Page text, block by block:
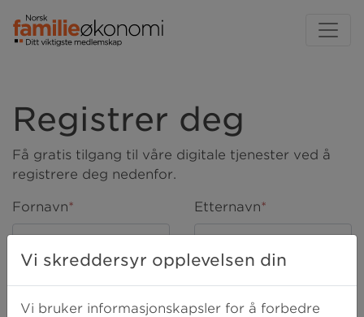
Registrer deg
Få gratis tilgang til våre digitale tjenester ved å
registrere deg nedenfor.
Fornavn* Etternavn*
Vi skreddersyr opplevelsen din
Vi bruker informasjonskapsler for å forbedre